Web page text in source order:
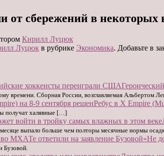
от сбережений в некоторых
Кирилл Луцюк
Луцюк в рубрике Экономика. Добавьте в
времени. Сборная России, возглавляемая Альбертом
Ребус в X Empire
получат халявные […]
выпало больше чем полторы месячные нормы
«Не
Бузовой.